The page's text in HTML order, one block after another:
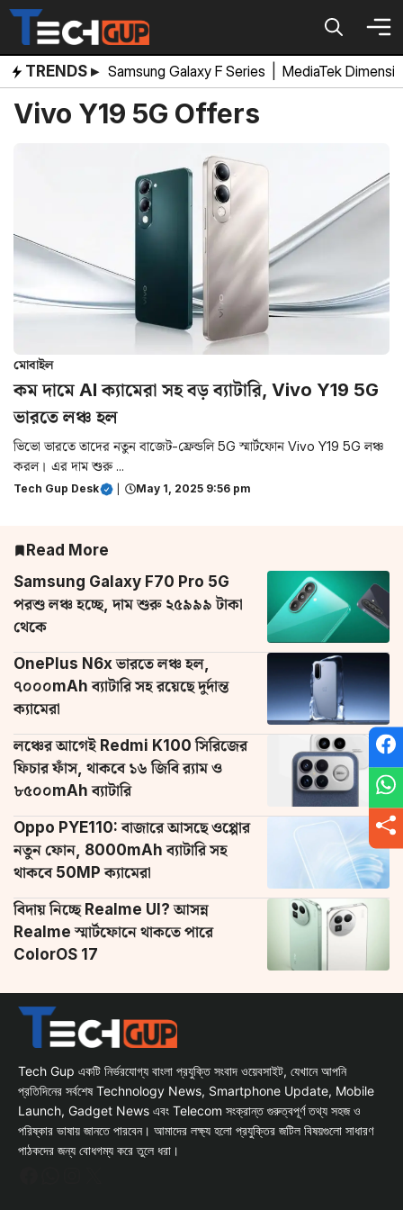
Skip
content
TRENDS ▸ Samsung Galaxy F Series MediaTek
Vivo Y19 5G Offers
মোবাইল
কম দামে AI ক্যামেরা সহ বড় ব্যাটারি, Vivo Y19 5G
ভারতে লঞ্চ হল
ভিভো ভারতে তাদের নতুন বাজেট-ফ্রেন্ডলি 5G স্মার্টফোন Vivo Y19 5G লঞ্চ
করল। এর দাম শুরু ...
Tech Gup Desk May 1, 2025 9:56 pm
Read More
Samsung Galaxy F70 Pro 5G
পরশু লঞ্চ হচ্ছে, দাম শুরু ২৫৯৯৯ টাকা
থেকে
OnePlus N6x ভারতে লঞ্চ হল,
৭০০০mAh ব্যাটারি সহ রয়েছে দুর্দান্ত
ক্যামেরা
লঞ্চের আগেই Redmi K100 সিরিজের
ফিচার ফাঁস, থাকবে ১৬ জিবি র‌্যাম ও
৮৫০০mAh ব্যাটারি
Oppo PYE110: বাজারে আসছে ওপ্পোর
নতুন ফোন, 8000mAh ব্যাটারি সহ
থাকবে 50MP ক্যামেরা
বিদায় নিচ্ছে Realme UI? আসন্ন
Realme স্মার্টফোনে থাকতে পারে
ColorOS 17
Tech Gup একটি নির্ভরযোগ্য বাংলা প্রযুক্তি সংবাদ ওয়েবসাইট, যেখানে আপনি
প্রতিদিনের সর্বশেষ Technology News, Smartphone Update, Mobile
Launch, Gadget News এবং Telecom সংক্রান্ত গুরুত্বপূর্ণ তথ্য সহজ ও
পরিষ্কার ভাষায় জানতে পারবেন। আমাদের লক্ষ্য হলো প্রযুক্তির জটিল বিষয়গুলো সাধারণ
পাঠকদের জন্য বোধগম্য করে তুলে ধরা।